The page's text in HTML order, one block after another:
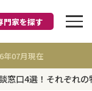
に強い弁護士
道府県を選択
門家を探す
年07月現在
窓口4選！それぞれ